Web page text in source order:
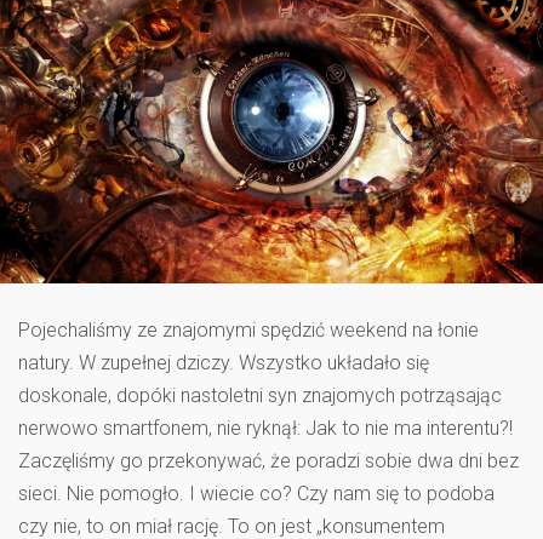
Pojechaliśmy ze znajomymi spędzić weekend na łonie
natury. W zupełnej dziczy. Wszystko układało się
doskonale, dopóki nastoletni syn znajomych potrząsając
nerwowo smartfonem, nie ryknął: Jak to nie ma interentu?!
Zaczęliśmy go przekonywać, że poradzi sobie dwa dni bez
sieci. Nie pomogło. I wiecie co? Czy nam się to podoba
czy nie, to on miał rację. To on jest „konsumentem